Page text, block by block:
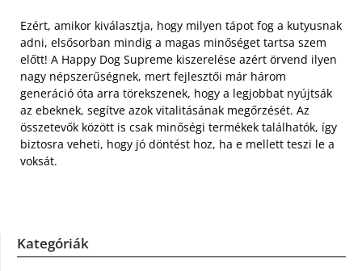
Ezért, amikor kiválasztja, hogy milyen tápot fog a kutyusnak
adni, elsősorban mindig a magas minőséget tartsa szem
előtt! A Happy Dog Supreme kiszerelése azért örvend ilyen
nagy népszerűségnek, mert fejlesztői már három
generáció óta arra törekszenek, hogy a legjobbat nyújtsák
az ebeknek, segítve azok vitalitásának megőrzését. Az
összetevők között is csak minőségi termékek találhatók, így
biztosra veheti, hogy jó döntést hoz, ha e mellett teszi le a
voksát.
Kategóriák